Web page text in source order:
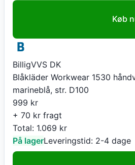
Køb
BilligVVS DK
Blåkläder Workwear 1530
marineblå, str. D100
999 kr
+ 70 kr fragt
Total: 1.069 kr
På lagerLeveringstid: 2-4 dage